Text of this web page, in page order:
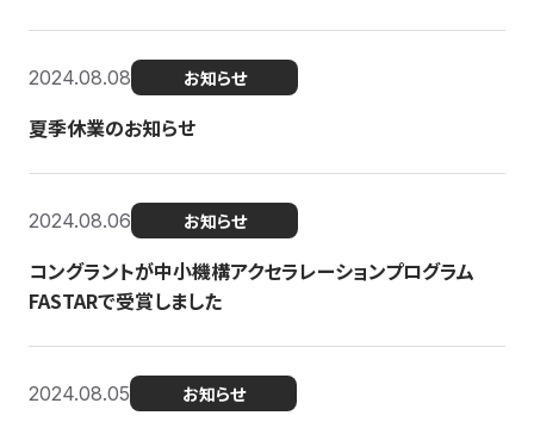
2024.08.08 お知らせ
夏季休業のお知らせ
2024.08.06 お知らせ
コングラントが中小機構アクセラレーションプログラム
FASTARで受賞しました
2024.08.05 お知らせ